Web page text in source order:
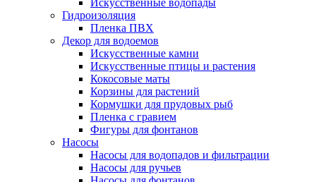
Искусственные водопады
Гидроизоляция
Пленка ПВХ
Декор для водоемов
Искусственные камни
Искусственные птицы и растения
Кокосовые маты
Корзины для растений
Кормушки для прудовых рыб
Пленка с гравием
Фигуры для фонтанов
Насосы
Насосы для водопадов и фильтрации
Насосы для ручьев